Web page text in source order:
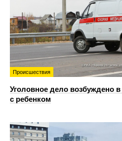
Происшествия
Уголовное дело возбуждено
с ребенком